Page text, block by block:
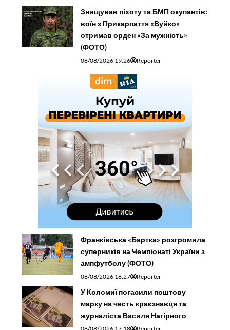
Знищував піхоту та БМП окупантів:
воїн з Прикарпаття «Вуйко»
отримав орден «За мужність»
(ФОТО)
08/08/2026 19:26 Reporter
Франківська «Бартка» розгромила
суперників на Чемпіонаті України з
ампфутболу (ФОТО)
08/08/2026 18:27 Reporter
У Коломиї погасили поштову
марку на честь краєзнавця та
журналіста Василя Нагірного